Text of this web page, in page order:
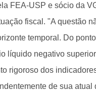
FEA-USP e sócio da
fiscal. "A questão
temporal. Do
líquido negativo
rigoroso dos
de sua atual